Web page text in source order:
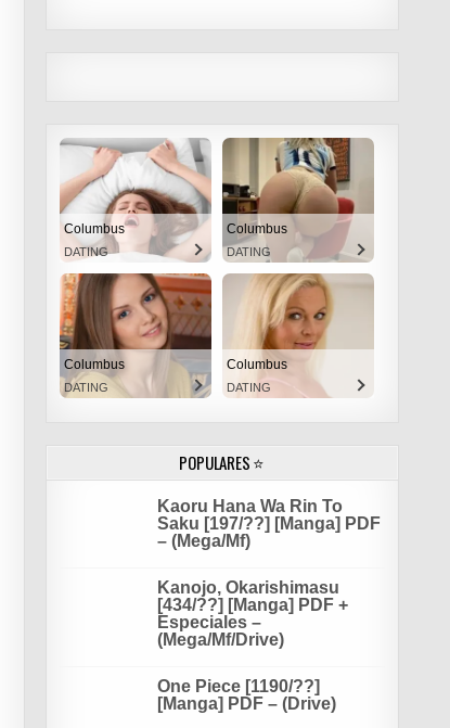
Columbus
DATING
Columbus
DATING
Columbus
DATING
Columbus
DATING
POPULARES ⭐
Kaoru Hana Wa Rin To
Saku [197/??] [Manga] PDF
– (Mega/Mf)
Kanojo, Okarishimasu
[434/??] [Manga] PDF +
Especiales –
(Mega/Mf/Drive)
One Piece [1190/??]
[Manga] PDF – (Drive)